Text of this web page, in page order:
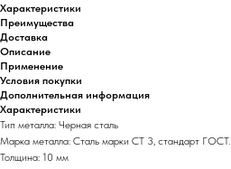
Характеристики
Преимущества
Доставка
Описание
Применение
Условия покупки
Дополнительная информация
Характеристики
Тип металла: Черная сталь
Марка металла: Сталь марки СТ 3, стандарт ГОСТ.
Толщина: 10 мм